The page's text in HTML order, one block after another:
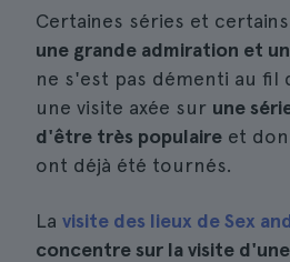
Certaines séries et
une grande admiration et
ne s'est pas démenti au fil
une visite axée sur une
d'être très populaire et
ont déjà été tournés.
La visite des lieux de Sex
concentre sur la visite